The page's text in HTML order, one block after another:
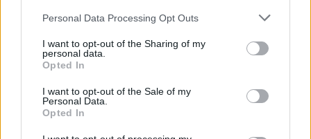
Personal Data Processing Opt Outs
I want to opt-out of the Sharing of my
personal data.
Opted In
I want to opt-out of the Sale of my
Personal Data.
Opted In